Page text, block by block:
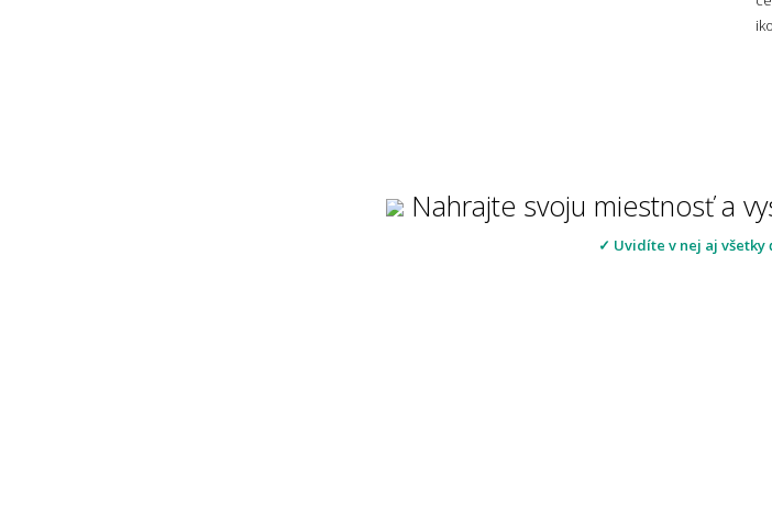
Nahrajte svoju miestnosť a
✓ Uvidíte v nej aj všetky